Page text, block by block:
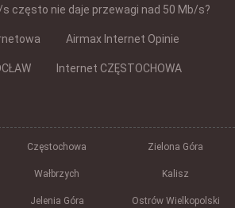
s często nie daje przewagi nad 50 Mb/s?
Airmax Internet Opinie
Internet CZĘSTOCHOWA
Częstochowa Zielona Góra
Wałbrzych Kalisz
Jelenia Góra Ostrów Wielkopolski